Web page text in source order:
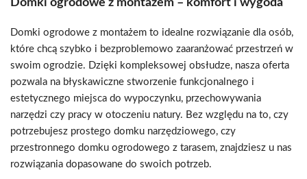
Domki ogrodowe z montażem – komfort i wygoda
Domki ogrodowe z montażem to idealne rozwiązanie dla osób,
które chcą szybko i bezproblemowo zaaranżować przestrzeń w
swoim ogrodzie. Dzięki kompleksowej obsłudze, nasza oferta
pozwala na błyskawiczne stworzenie funkcjonalnego i
estetycznego miejsca do wypoczynku, przechowywania
narzędzi czy pracy w otoczeniu natury. Bez względu na to, czy
potrzebujesz prostego domku narzędziowego, czy
przestronnego domku ogrodowego z tarasem, znajdziesz u nas
rozwiązania dopasowane do swoich potrzeb.